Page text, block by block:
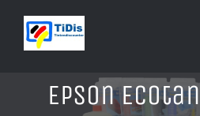
Inhalt
Epson